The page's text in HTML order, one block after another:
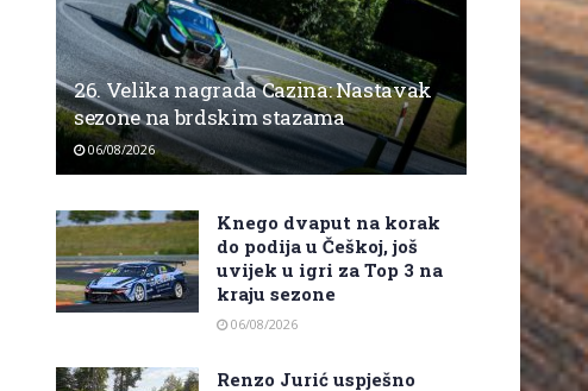
26. Velika nagrada Cazina: Nastavak
sezone na brdskim stazama
06/08/2026
Knego dvaput na korak
do podija u Češkoj, još
uvijek u igri za Top 3 na
kraju sezone
06/08/2026
Renzo Jurić uspješno